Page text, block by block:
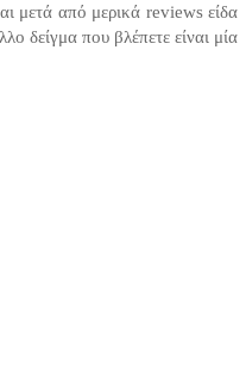
μετά από μερικά reviews είδα
δείγμα που βλέπετε είναι μία